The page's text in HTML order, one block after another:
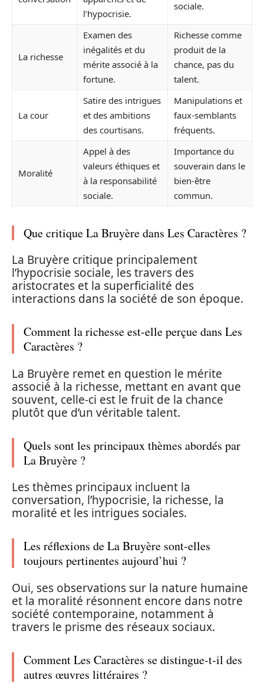
l’hypocrisie.
sociale.
La richesse
Examen des
inégalités et du
mérite associé à la
fortune.
Richesse comme
produit de la
chance, pas du
talent.
La cour
Satire des intrigues
et des ambitions
des courtisans.
Manipulations et
faux-semblants
fréquents.
Moralité
Appel à des
valeurs éthiques et
à la responsabilité
sociale.
Importance du
souverain dans le
bien-être
commun.
Que critique La Bruyère dans Les Caractères ?
La Bruyère critique principalement
l’hypocrisie sociale, les travers des
aristocrates et la superficialité des
interactions dans la société de son époque.
Comment la richesse est-elle perçue dans Les
Caractères ?
La Bruyère remet en question le mérite
associé à la richesse, mettant en avant que
souvent, celle-ci est le fruit de la chance
plutôt que d’un véritable talent.
Quels sont les principaux thèmes abordés par
La Bruyère ?
Les thèmes principaux incluent la
conversation, l’hypocrisie, la richesse, la
moralité et les intrigues sociales.
Les réflexions de La Bruyère sont-elles
toujours pertinentes aujourd’hui ?
Oui, ses observations sur la nature humaine
et la moralité résonnent encore dans notre
société contemporaine, notamment à
travers le prisme des réseaux sociaux.
Comment Les Caractères se distingue-t-il des
autres œuvres littéraires ?